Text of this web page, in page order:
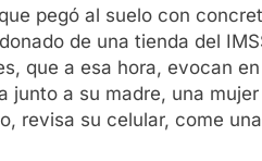
pegó al suelo con
de una tienda del
que a esa hora, evocan
junto a su madre, una
revisa su celular, come